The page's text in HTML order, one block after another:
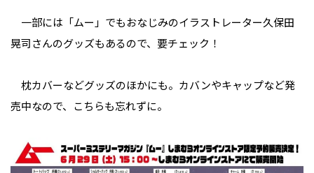
一部には「ムー」でもおなじみのイラストレーター久保田
晃司さんのグッズもあるので、要チェック！
枕カバーなどグッズのほかにも。カバンやキャップなど発
売中なので、こちらも忘れずに。